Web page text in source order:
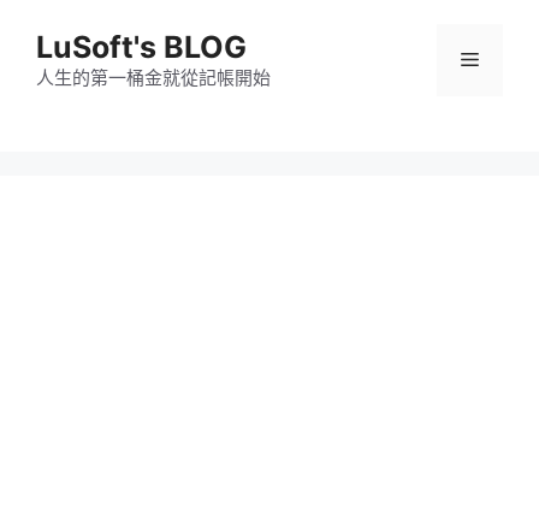
LuSoft's BLOG
人生的第一桶金就從記帳開始
選